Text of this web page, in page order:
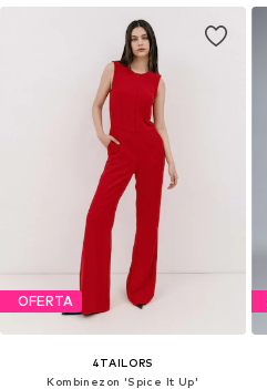
OFERTA
4TAILORS
Kombinezon 'Spice It Up'